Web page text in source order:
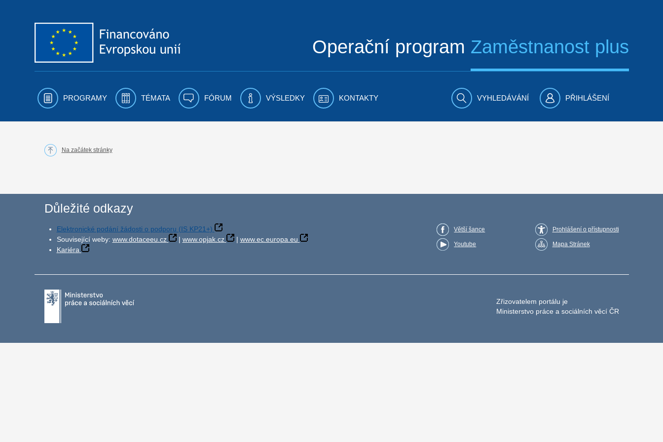
Operační program Zaměstnanost plus
PROGRAMY TÉMATA FÓRUM VÝSLEDKY KONTAKTY VYHLEDÁVÁNÍ PŘIHLÁŠENÍ
Na začátek stránky
Důležité odkazy
Elektronické podání žádosti o podporu (IS KP21+)
Související weby: www.dotaceeu.cz | www.opjak.cz | www.ec.europa.eu
Kariéra
Větší šance
Youtube
Prohlášení o přístupnosti
Mapa Stránek
Zřizovatelem portálu je
Ministerstvo práce a sociálních věcí ČR